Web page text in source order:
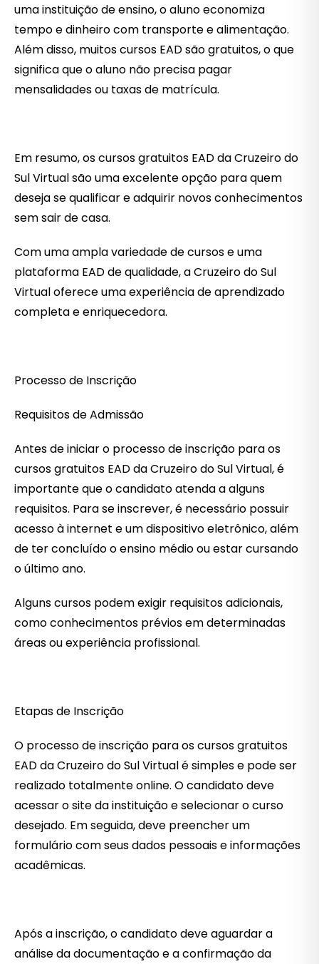
uma instituição de ensino, o aluno economiza
tempo e dinheiro com transporte e alimentação.
Além disso, muitos cursos EAD são gratuitos, o que
significa que o aluno não precisa pagar
mensalidades ou taxas de matrícula.
Em resumo, os cursos gratuitos EAD da Cruzeiro do
Sul Virtual são uma excelente opção para quem
deseja se qualificar e adquirir novos conhecimentos
sem sair de casa.
Com uma ampla variedade de cursos e uma
plataforma EAD de qualidade, a Cruzeiro do Sul
Virtual oferece uma experiência de aprendizado
completa e enriquecedora.
Processo de Inscrição
Requisitos de Admissão
Antes de iniciar o processo de inscrição para os
cursos gratuitos EAD da Cruzeiro do Sul Virtual, é
importante que o candidato atenda a alguns
requisitos. Para se inscrever, é necessário possuir
acesso à internet e um dispositivo eletrônico, além
de ter concluído o ensino médio ou estar cursando
o último ano.
Alguns cursos podem exigir requisitos adicionais,
como conhecimentos prévios em determinadas
áreas ou experiência profissional.
Etapas de Inscrição
O processo de inscrição para os cursos gratuitos
EAD da Cruzeiro do Sul Virtual é simples e pode ser
realizado totalmente online. O candidato deve
acessar o site da instituição e selecionar o curso
desejado. Em seguida, deve preencher um
formulário com seus dados pessoais e informações
acadêmicas.
Após a inscrição, o candidato deve aguardar a
análise da documentação e a confirmação da